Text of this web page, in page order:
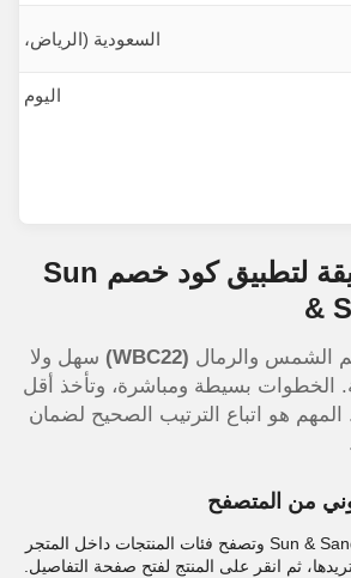
السعودية (الرياض،
اليوم
الخطوات الدقيقة لتطبيق كود خصم Sun
&
الشمس والرمال (WBC22)
سهل ولا
الخطوات بسيطة ومباشرة، وتأخذ أقل
المهم هو اتباع الترتيب الصحيح لضمان
من المتصفح
افتح موقع Sun & Sands Sports وتصفح فئات المنتجات داخل المتجر
ثم انقر على المنتج لفتح صفحة التفاصيل.